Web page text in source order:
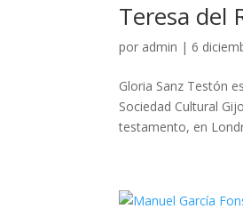
Teresa del
por admin |6
Gloria Sanz Testón
Sociedad Cultural
testamento, en